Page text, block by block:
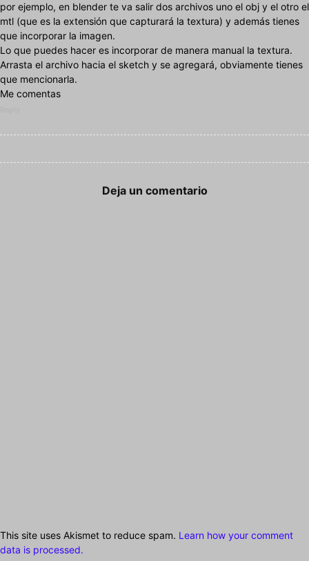
por ejemplo, en blender te va salir dos archivos uno el obj y el otro el
mtl (que es la extensión que capturará la textura) y además tienes
que incorporar la imagen.
Lo que puedes hacer es incorporar de manera manual la textura.
Arrasta el archivo hacia el sketch y se agregará, obviamente tienes
que mencionarla.
Me comentas
Deja un comentario
This site uses Akismet to reduce spam. Learn how your comment
data is processed.